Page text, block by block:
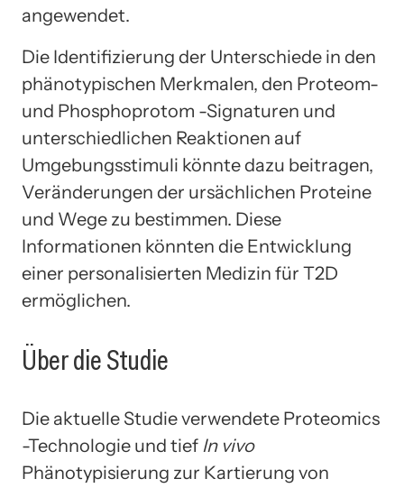
angewendet.
Die Identifizierung der Unterschiede in den
phänotypischen Merkmalen, den Proteom-
und Phosphoprotom -Signaturen und
unterschiedlichen Reaktionen auf
Umgebungsstimuli könnte dazu beitragen,
Veränderungen der ursächlichen Proteine ​​
und Wege zu bestimmen. Diese
Informationen könnten die Entwicklung
einer personalisierten Medizin für T2D
ermöglichen.
Über die Studie
Die aktuelle Studie verwendete Proteomics
-Technologie und tief In vivo
Phänotypisierung zur Kartierung von